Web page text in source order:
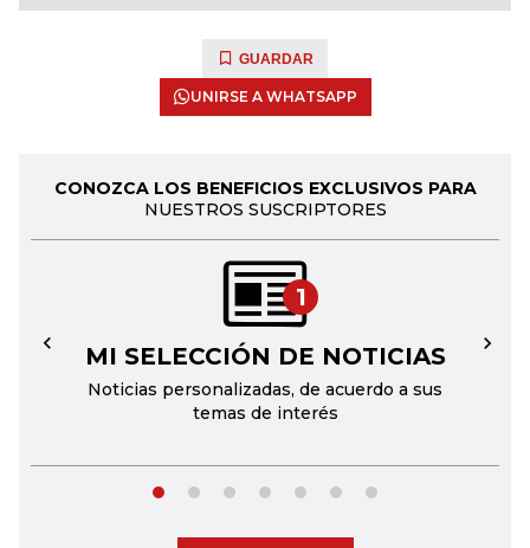
GUARDAR
UNIRSE A WHATSAPP
CONOZCA LOS BENEFICIOS EXCLUSIVOS PARA
NUESTROS SUSCRIPTORES
1
MI SELECCIÓN DE NOTICIAS
Noticias personalizadas, de acuerdo a sus
temas de interés
← →